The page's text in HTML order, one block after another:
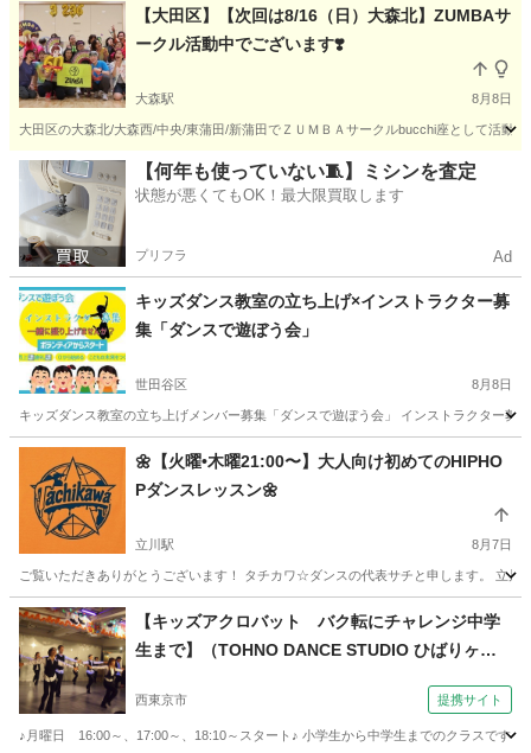
東京 板橋区 大山駅 フラダンス フラ
【大田区】【次回は8/16（日）大森北】ZUMBAサ
ークル活動中でございます❣️
大森駅 8月8日
大田区の大森北/大森西/中央/東蒲田/新蒲田でＺＵＭＢＡサークルbucchi座として活動
東京 大田区 大森駅 ズンバ ZUMBA
【何年も使っていない🧵】ミシンを査定
状態が悪くてもOK！最大限買取します
プリフラ Ad
キッズダンス教室の立ち上げ×インストラクター募
集「ダンスで遊ぼう会」
世田谷区 8月8日
キッズダンス教室の立ち上げメンバー募集「ダンスで遊ぼう会」 インストラクター
東京 世田谷区 ダンス キッズダンス
🌼【火曜•木曜21:00〜】大人向け初めてのHIPHO
Pダンスレッスン🌼
立川駅 8月7日
ご覧いただきありがとうございます！ タチカワ☆ダンスの代表サチと申します。 立
東京 立川市 立川駅 ダンス 初心者
【キッズアクロバット バク転にチャレンジ中学
生まで】（TOHNO DANCE STUDIO ひばりヶ丘
西東京市 提携サイト
♪月曜日 16:00～、17:00～、18:10～スタート♪ 小学生から中学生までのクラスです